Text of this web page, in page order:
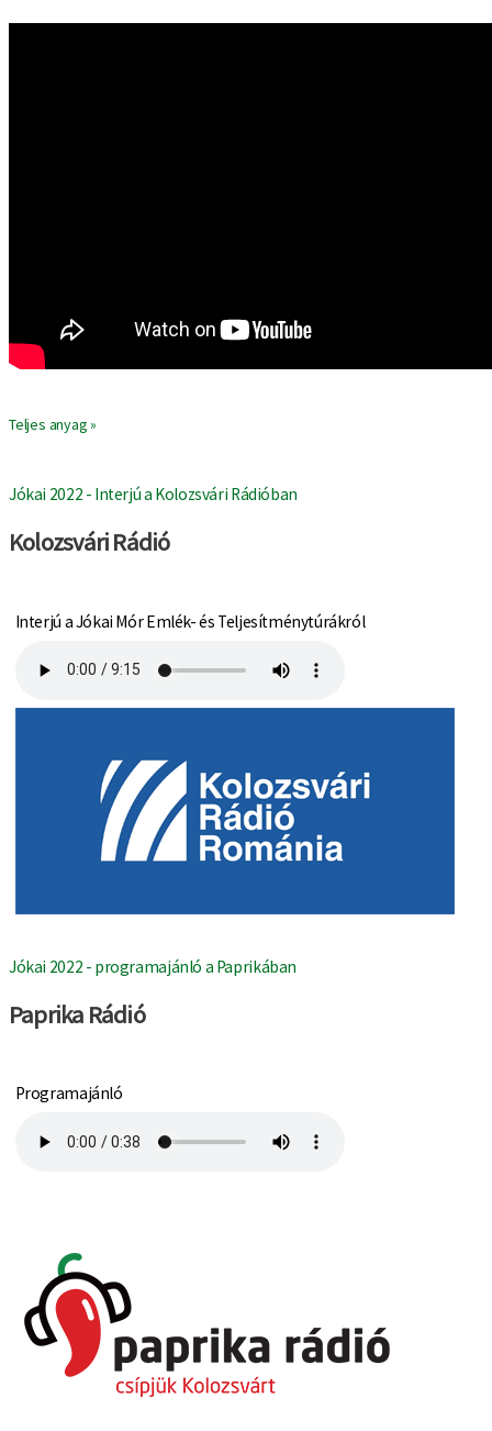
Teljes anyag »
Jókai 2022 - Interjú a Kolozsvári Rádióban
Kolozsvári Rádió
Interjú a Jókai Mór Emlék- és Teljesítménytúrákról
Jókai 2022 - programajánló a Paprikában
Paprika Rádió
Programajánló